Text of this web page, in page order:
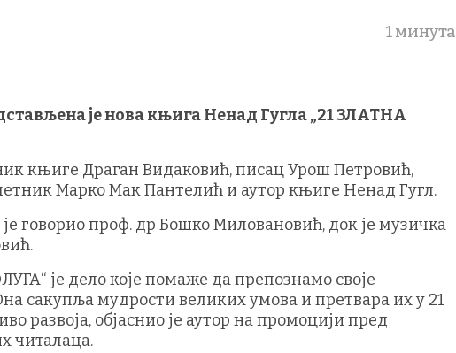
1 минута
је нова књига Ненад Гугла „21 ЗЛАТНА
књиге Драган Видаковић, писац Урош Петровић,
Марко Мак Пантелић и аутор књиге Ненад Гугл.
говорио проф. др Бошко Миловановић, док је музичка
је дело које помаже да препознамо своје
сакупља мудрости великих умова и претвара их у 21
развоја, објаснио је аутор на промоцији пред
читалаца.